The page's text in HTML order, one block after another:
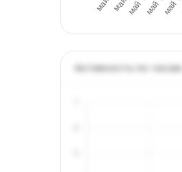
Активность по часам